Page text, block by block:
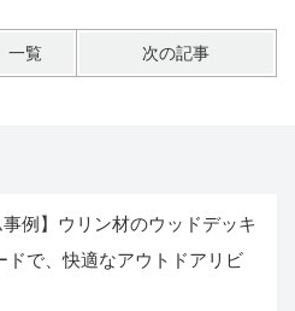
一覧 次の記事
事例】ウリン材のウッドデッキ
ドで、快適なアウトドアリビ